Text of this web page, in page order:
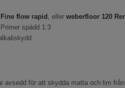
Fine flow rapid , eller weberfloor120
spädd 1:3
avsedd för att skydda matta och lim